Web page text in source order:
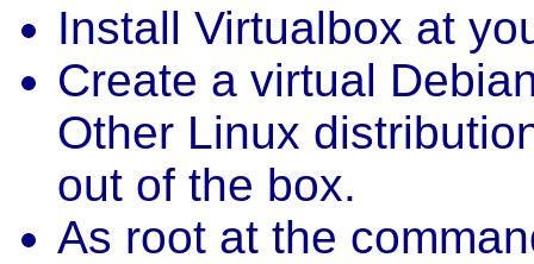
Install Virtualbox at
Create a virtual
Other Linux
out of the box.
As root at the